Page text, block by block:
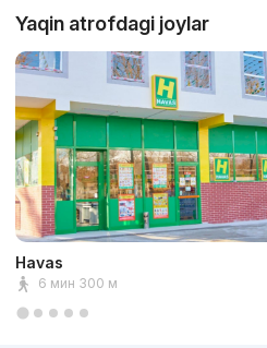
Yaqin atrofdagi joylar
Havas
6 мин 300 м